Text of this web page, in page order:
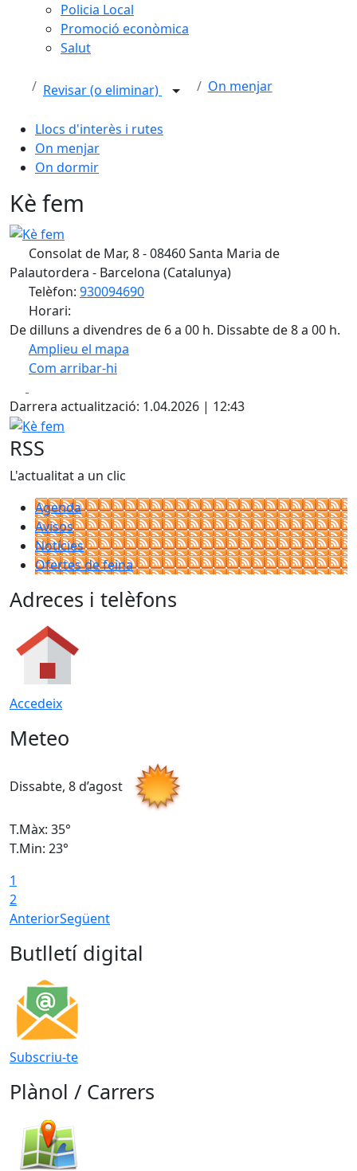
Policia Local
Promoció econòmica
Salut
Revisar (o eliminar) On menjar
Llocs d'interès i rutes
On menjar
On dormir
Kè fem
Kè fem
Consolat de Mar, 8 - 08460 Santa Maria de
Palautordera - Barcelona (Catalunya)
Telèfon: 930094690
Horari:
De dilluns a divendres de 6 a 00 h. Dissabte de 8 a 00 h.
Amplieu el mapa
Com arribar-hi
+
−
Darrera actualització: 1.04.2026 | 12:43
Kè fem
RSS
L'actualitat a un clic
Agenda
Avisos
Notícies
Ofertes de feina
Adreces i telèfons
Accedeix
Meteo
Dissabte, 8 d’agost
T.Màx: 35°
T.Min: 23°
1
2
AnteriorSegüent
Butlletí digital
Subscriu-te
Plànol / Carrers